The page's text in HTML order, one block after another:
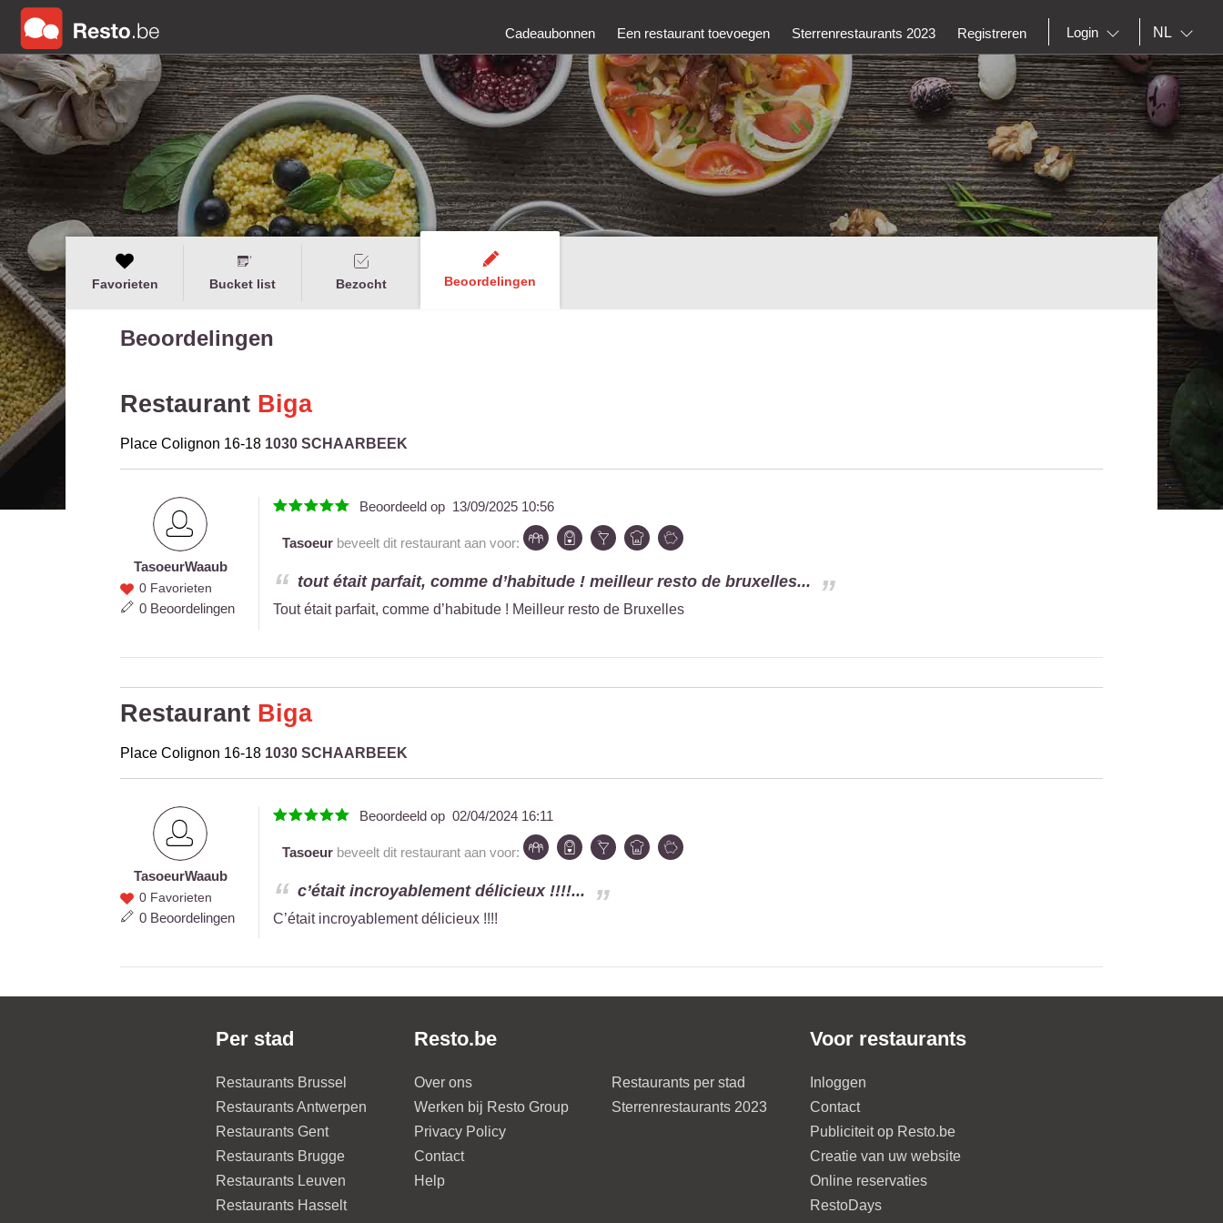
Cadeaubonnen Een restaurant toevoegen Sterrenrestaurants 2023 Registreren Login NL
Favorieten Bucket list Bezocht Beoordelingen
Beoordelingen
Restaurant Biga
Place Colignon 16-18 1030 SCHAARBEEK
Tasoeur
Waaub
TasoeurWaaub
0 Favorieten
0 Beoordelingen
Beoordeeld op 13/09/2025 10:56
Tasoeur beveelt dit restaurant aan voor:
tout était parfait, comme d’habitude ! meilleur resto de bruxelles...
Tout était parfait, comme d’habitude ! Meilleur resto de Bruxelles
Restaurant Biga
Place Colignon 16-18 1030 SCHAARBEEK
Tasoeur
Waaub
TasoeurWaaub
0 Favorieten
0 Beoordelingen
Beoordeeld op 02/04/2024 16:11
Tasoeur beveelt dit restaurant aan voor:
c’était incroyablement délicieux !!!!...
C’était incroyablement délicieux !!!!
Per stad
Restaurants Brussel
Restaurants Antwerpen
Restaurants Gent
Restaurants Brugge
Restaurants Leuven
Restaurants Hasselt
Resto.be
Over ons
Werken bij Resto Group
Privacy Policy
Contact
Help
Restaurants per stad
Sterrenrestaurants 2023
Voor restaurants
Inloggen
Contact
Publiciteit op Resto.be
Creatie van uw website
Online reservaties
RestoDays